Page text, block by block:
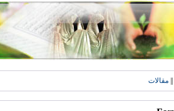
مقالات